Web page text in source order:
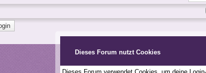
Dieses Forum nutzt Cookies